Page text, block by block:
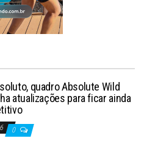
quadro Absolute Wild
atualizações para ficar ainda
0